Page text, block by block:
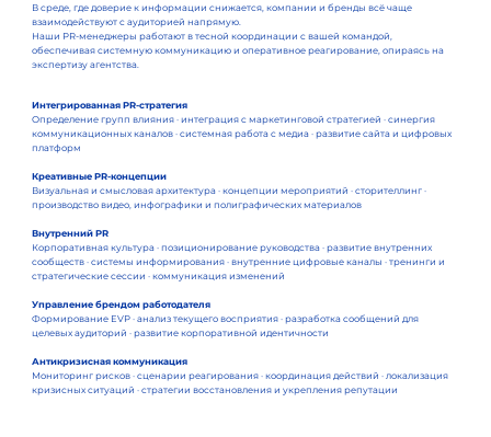
В среде, где доверие к информации снижается, компании и бренды всё чаще
взаимодействуют с аудиторией напрямую.
Наши PR-менеджеры работают в тесной координации с вашей командой,
обеспечивая системную коммуникацию и оперативное реагирование, опираясь на
экспертизу агентства.
Интегрированная PR-стратегия
Определение групп влияния · интеграция с маркетинговой стратегией · синергия
коммуникационных каналов · системная работа с медиа · развитие сайта и цифровых
платформ
Креативные PR-концепции
Визуальная и смысловая архитектура · концепции мероприятий · сторителлинг ·
производство видео, инфографики и полиграфических материалов
Внутренний PR
Корпоративная культура · позиционирование руководства · развитие внутренних
сообществ · системы информирования · внутренние цифровые каналы · тренинги и
стратегические сессии · коммуникация изменений
Управление брендом работодателя
Формирование EVP · анализ текущего восприятия · разработка сообщений для
целевых аудиторий · развитие корпоративной идентичности
Антикризисная коммуникация
Мониторинг рисков · сценарии реагирования · координация действий · локализация
кризисных ситуаций · стратегии восстановления и укрепления репутации